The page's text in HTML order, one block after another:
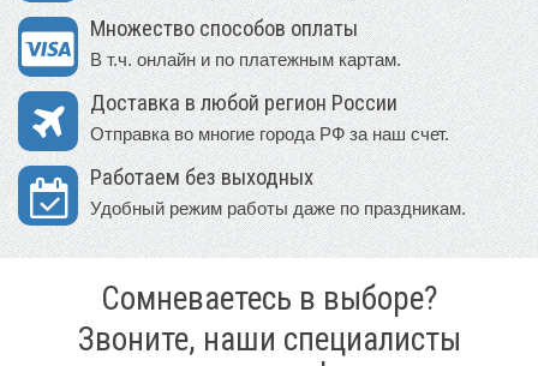
Множество способов оплаты
В т.ч. онлайн и по платежным картам.
Доставка в любой регион России
Отправка во многие города РФ за наш счет.
Работаем без выходных
Удобный режим работы даже по праздникам.
Сомневаетесь в выборе?
Звоните, наши специалисты